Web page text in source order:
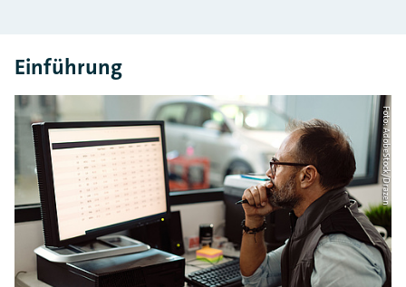
Einführung
Foto: AdobeStock/Drazen